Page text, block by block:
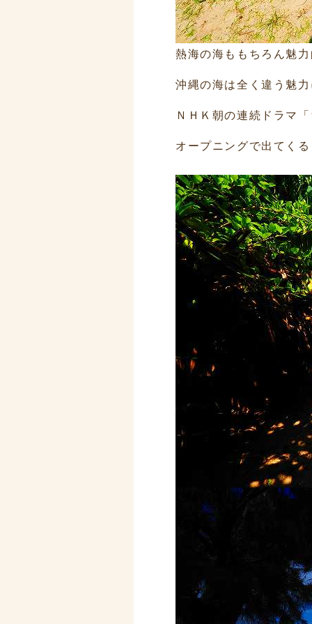
熱海の海ももちろん魅
沖縄の海は全く違う魅
ＮＨＫ朝の連続ドラマ
オープニングで出てく